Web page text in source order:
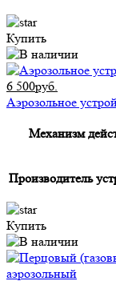
Купить
6 500руб.
Аэрозольное
Механизм
Производитель
Купить